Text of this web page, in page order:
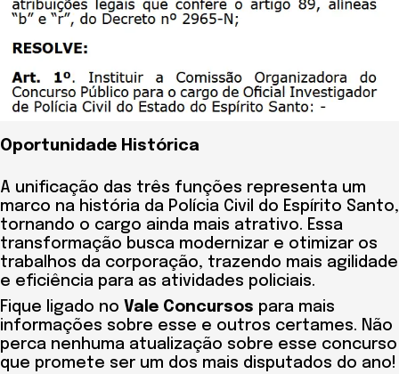
Oportunidade Histórica
A unificação das três funções representa um
marco na história da Polícia Civil do Espírito Santo,
tornando o cargo ainda mais atrativo. Essa
transformação busca modernizar e otimizar os
trabalhos da corporação, trazendo mais agilidade
e eficiência para as atividades policiais.
Fique ligado no Vale Concursos para mais
informações sobre esse e outros certames. Não
perca nenhuma atualização sobre esse concurso
que promete ser um dos mais disputados do ano!